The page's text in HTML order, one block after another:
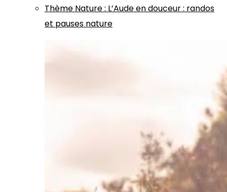
Thème Nature: L’Aude en douceur : randos
et pauses nature